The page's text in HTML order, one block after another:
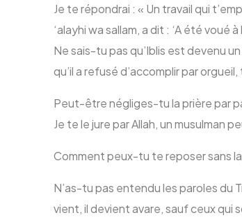
Je te répondrai : « Un travail qui
‘alayhi wa sallam, a dit : ‘A été voué
Ne sais-tu pas qu’Iblis est devenu
qu’il a refusé d’accomplir par
Peut-être négliges-tu la prière par
Je te le jure par Allah, un musulman
Comment peux-tu te reposer sans
N’as-tu pas entendu les paroles du
vient, il devient avare, sauf ceux qui